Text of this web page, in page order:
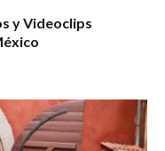
y Videoclips